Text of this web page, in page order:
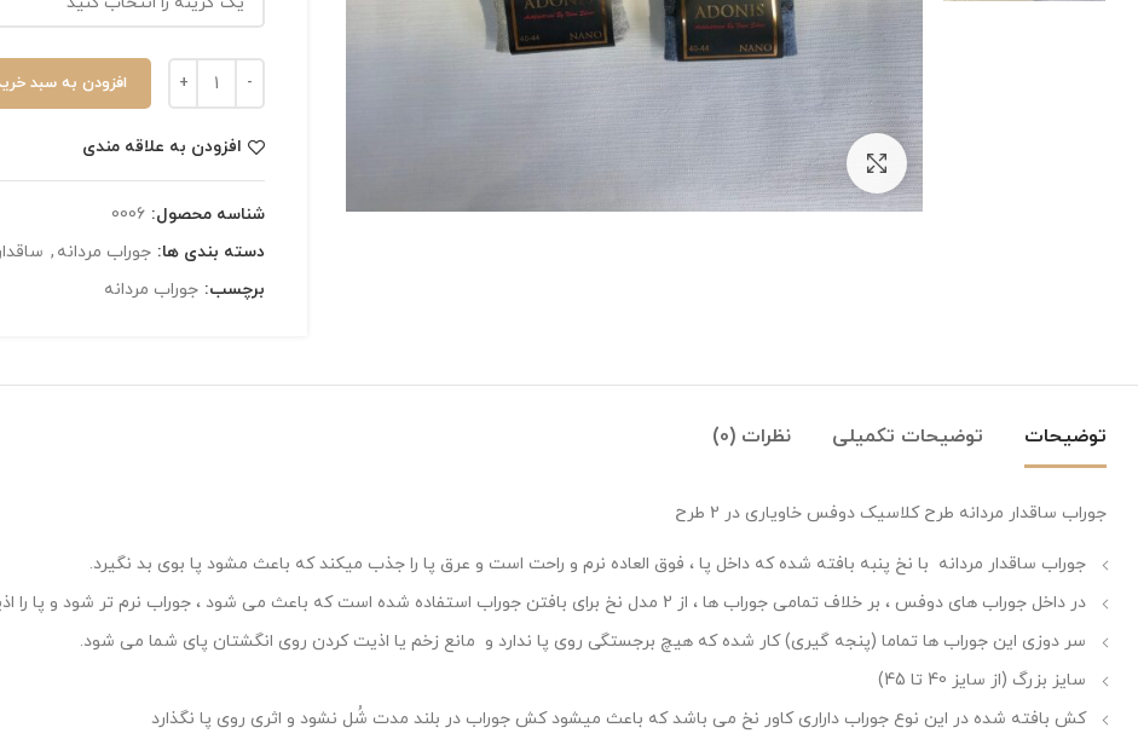
بزرگنمایی تصویر
افزودن به سبد
افزودن به علاقه مندی
شناسه محصول: 0006
دسته بندی ها: جوراب مردانه ,
برچسب: جوراب مردانه
توضیحات توضیحات تکمیلی نظرات (0)
جوراب ساقدار مردانه طرح کلاسیک دوفس خاویاری در 2 طرح
جوراب ساقدار مردانه با نخ پنبه بافته شده که داخل پا ، فوق العاده نرم و راحت است و عرق پا را جذب میکند که باعث مشود پا بوی بد نگیرد.
در داخل جوراب های دوفس ، بر خلاف تمامی جوراب ها ، از 2 مدل نخ برای بافتن جوراب استفاده شده است که باعث می شود ، جوراب نرم تر شود و پا را اذیت نکند. و برای همین، به این مدل جوراب ها دوفِس میگویند.
سر دوزی این جوراب ها تماما (پنجه گیری) کار شده که هیچ برجستگی روی پا ندارد و مانع زخم یا اذیت کردن روی انگشتان پای شما می شود.
سایز بزرگ (از سایز 40 تا 45)
کش بافته شده در این نوع جوراب داراری کاور نخ می باشد که باعث میشود کش جوراب در بلند مدت شُل نشود و اثری روی پا نگذارد